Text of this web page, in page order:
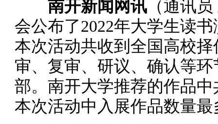
南开新闻网讯 （通讯
会公布了2022年大学生读
本次活动共收到全国高校
审、复审、研议、确认等
部。南开大学推荐的作品
本次活动中入展作品数量